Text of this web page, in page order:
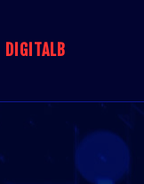
DIGITALB